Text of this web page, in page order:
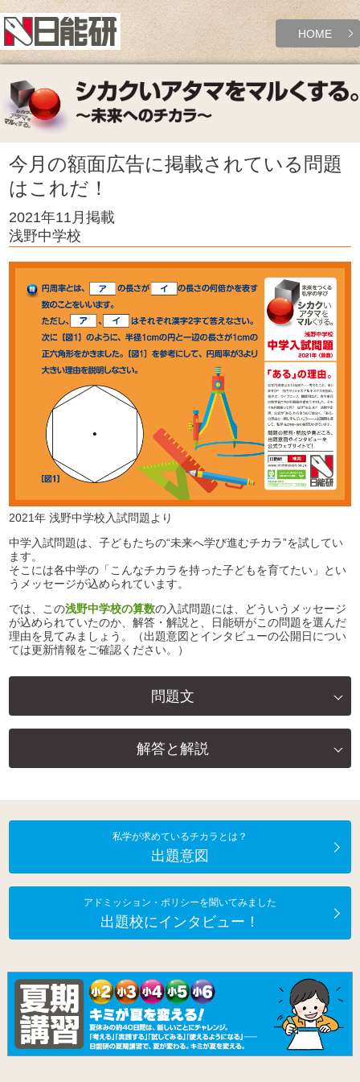
HOME
今月の額面広告に掲載されている問題
はこれだ！
2021年11月掲載
浅野中学校
2021年 浅野中学校入試問題より
中学入試問題は、子どもたちの“未来へ学び進むチカラ”を試してい
ます。
そこには各中学の「こんなチカラを持った子どもを育てたい」とい
うメッセージが込められています。
では、この浅野中学校の算数の入試問題には、どういうメッセージ
が込められていたのか、解答・解説と、日能研がこの問題を選んだ
理由を見てみましょう。（出題意図とインタビューの公開日につい
ては更新情報をご確認ください。）
問題文
解答と解説
私学が求めているチカラとは？
出題意図
アドミッション・ポリシーを聞いてみました
出題校にインタビュー！